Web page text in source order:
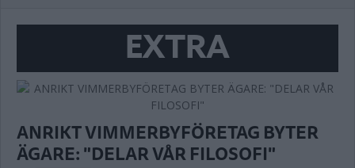
EXTRA
ANRIKT VIMMERBYFÖRETAG BYTER
ÄGARE: "DELAR VÅR FILOSOFI"